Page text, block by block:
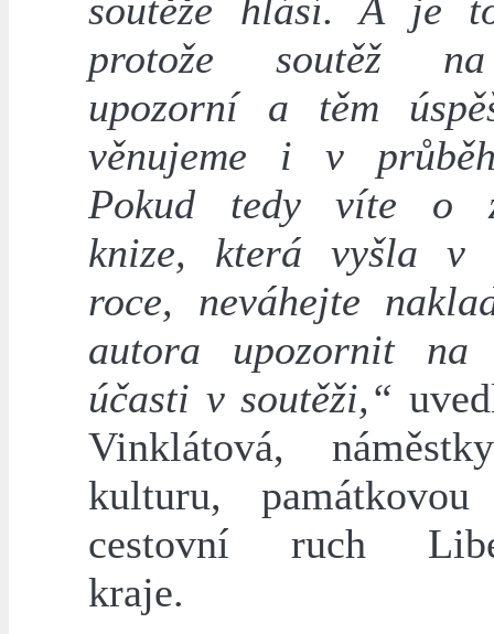
soutěže hlásí. A je
protože soutěž
upozorní a těm
věnujeme i v
Pokud tedy víte o
knize, která vyšla v
roce, neváhejte
autora upozornit na
účasti v soutěži,“
Vinklátová,
kulturu,
cestovní ruch
kraje.